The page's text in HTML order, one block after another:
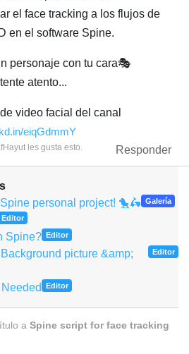
el face tracking a los flujos de
en el software Spine.
personaje con tu cara🎭
atento...
video facial del canal
eiqGdmmY
Responder
les gusta esto
personal project! 🐤🛵 Galería
Editor
Spine? Editor
picture &amp;
Editor
Editor
a Spine script for face tracking